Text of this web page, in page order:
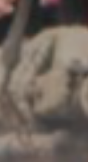
PŘEVZATÉ ZPRÁVY Z
SKAUTSKÁ KLUBOVNA